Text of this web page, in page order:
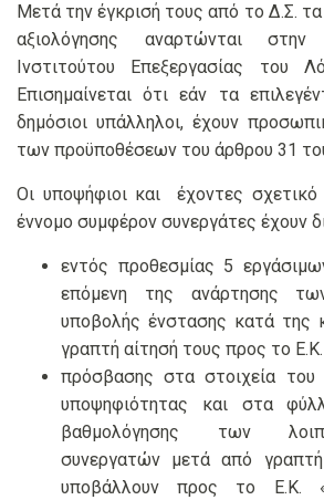
Μετά την έγκρισή τους από το Δ.Σ.
αξιολόγησης αναρτώνται στην
Ινστιτούτου Επεξεργασίας του
Επισημαίνεται ότι εάν τα
δημόσιοι υπάλληλοι, έχουν
των προϋποθέσεων του άρθρου 31
Οι υποψήφιοι και έχοντες
έννομο συμφέρον συνεργάτες έχουν
εντός προθεσμίας 5
επόμενη της ανάρτησης
υποβολής ένστασης κατά της
γραπτή αίτησή τους προς το
πρόσβασης στα στοιχεία του
υποψηφιότητας και στα
βαθμολόγησης των
συνεργατών μετά από
υποβάλλουν προς το Ε.Κ.